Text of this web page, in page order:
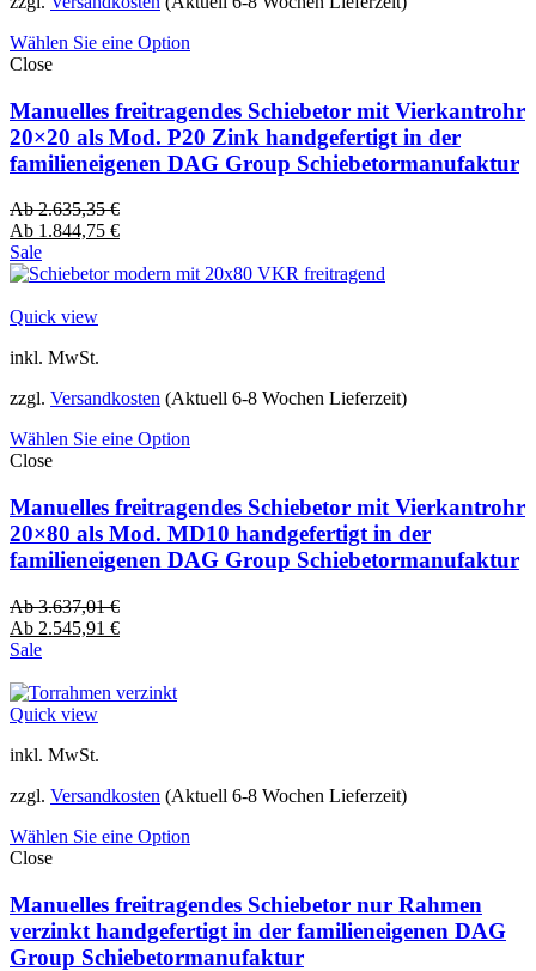
Wählen Sie eine Option
Close
Manuelles freitragendes Schiebetor mit Vierkantrohr
20×20 als Mod. P20 Zink handgefertigt in der
familieneigenen DAG Group Schiebetormanufaktur
Ab2.635,35€
Ab 1.844,75 €
Sale
Quick view
inkl. MwSt.
zzgl. Versandkosten (Aktuell 6-8 Wochen Lieferzeit)
Wählen Sie eine Option
Close
Manuelles freitragendes Schiebetor mit Vierkantrohr
20×80 als Mod. MD10 handgefertigt in der
familieneigenen DAG Group Schiebetormanufaktur
Ab3.637,01€
Ab 2.545,91 €
Sale
Quick view
inkl. MwSt.
zzgl. Versandkosten (Aktuell 6-8 Wochen Lieferzeit)
Wählen Sie eine Option
Close
Manuelles freitragendes Schiebetor nur Rahmen
verzinkt handgefertigt in der familieneigenen DAG
Group Schiebetormanufaktur